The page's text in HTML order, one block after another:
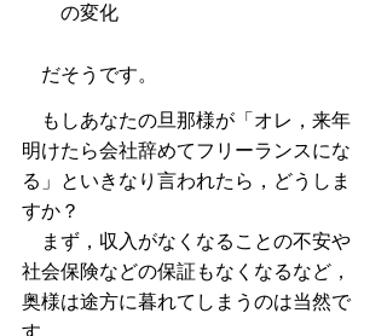
の変化
だそうです。
もしあなたの旦那様が「オレ，来年
明けたら会社辞めてフリーランスにな
る」といきなり言われたら，どうしま
すか？
まず，収入がなくなることの不安や
社会保険などの保証もなくなるなど，
奥様は途方に暮れてしまうのは当然で